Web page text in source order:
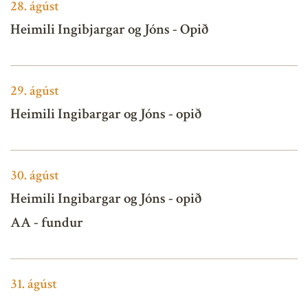
28.ágúst
Heimili Ingibjargar og Jóns - Opið
29.ágúst
Heimili Ingibargar og Jóns - opið
30.ágúst
Heimili Ingibargar og Jóns - opið
AA - fundur
31.ágúst